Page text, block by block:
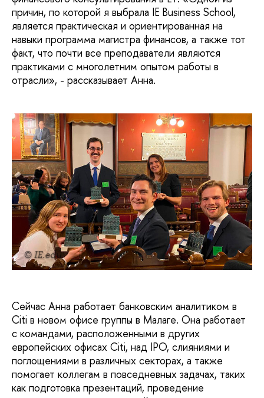
причин, по которой я выбрала IE Business School,
является практическая и ориентированная на
навыки программа магистра финансов, а также тот
факт, что почти все преподаватели являются
практиками с многолетним опытом работы в
отрасли», - рассказывает Анна.
© IE.edu
Сейчас Анна работает банковским аналитиком в
Citi в новом офисе группы в Малаге. Она работает
с командами, расположенными в других
европейских офисах Citi, над IPO, слияниями и
поглощениями в различных секторах, а также
помогает коллегам в повседневных задачах, таких
как подготовка презентаций, проведение